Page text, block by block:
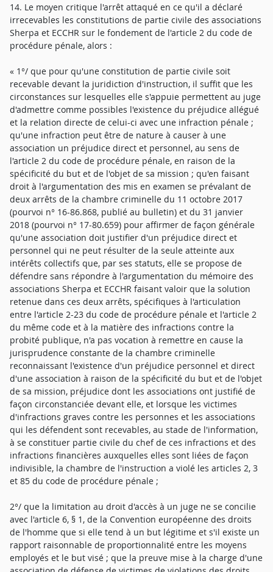
14. Le moyen critique l'arrêt attaqué en ce qu'il a déclaré
irrecevables les constitutions de partie civile des associations
Sherpa et ECCHR sur le fondement de l'article 2 du code de
procédure pénale, alors :
« 1°/ que pour qu'une constitution de partie civile soit
recevable devant la juridiction d'instruction, il suffit que les
circonstances sur lesquelles elle s'appuie permettent au juge
d'admettre comme possibles l'existence du préjudice allégué
et la relation directe de celui-ci avec une infraction pénale ;
qu'une infraction peut être de nature à causer à une
association un préjudice direct et personnel, au sens de
l'article 2 du code de procédure pénale, en raison de la
spécificité du but et de l'objet de sa mission ; qu'en faisant
droit à l'argumentation des mis en examen se prévalant de
deux arrêts de la chambre criminelle du 11 octobre 2017
(pourvoi n° 16-86.868, publié au bulletin) et du 31 janvier
2018 (pourvoi n° 17-80.659) pour affirmer de façon générale
qu'une association doit justifier d'un préjudice direct et
personnel qui ne peut résulter de la seule atteinte aux
intérêts collectifs que, par ses statuts, elle se propose de
défendre sans répondre à l'argumentation du mémoire des
associations Sherpa et ECCHR faisant valoir que la solution
retenue dans ces deux arrêts, spécifiques à l'articulation
entre l'article 2-23 du code de procédure pénale et l'article 2
du même code et à la matière des infractions contre la
probité publique, n'a pas vocation à remettre en cause la
jurisprudence constante de la chambre criminelle
reconnaissant l'existence d'un préjudice personnel et direct
d'une association à raison de la spécificité du but et de l'objet
de sa mission, préjudice dont les associations ont justifié de
façon circonstanciée devant elle, et lorsque les victimes
d'infractions graves contre les personnes et les associations
qui les défendent sont recevables, au stade de l'information,
à se constituer partie civile du chef de ces infractions et des
infractions financières auxquelles elles sont liées de façon
indivisible, la chambre de l'instruction a violé les articles 2, 3
et 85 du code de procédure pénale ;
2°/ que la limitation au droit d'accès à un juge ne se concilie
avec l'article 6, § 1, de la Convention européenne des droits
de l'homme que si elle tend à un but légitime et s'il existe un
rapport raisonnable de proportionnalité entre les moyens
employés et le but visé ; que la preuve mise à la charge d'une